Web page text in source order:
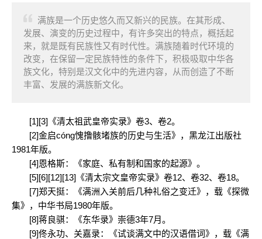
满族是一个历史悠久而又新兴的民族。在其形成、
发展、演变的历史过程中，有许多突出的特点，概括起
来，就是既有民族性又有时代性。满族随着时代环境的
改变，在保留一定民族特性的条件下，积极吸取中华各
族文化，特别是汉文化中的先进内容，从而创造了不断
丰富、发展的满族新文化。
[1][3]《清太祖武皇帝实录》卷3、卷2。
[2]金启cóng愧撸骸堵族的历史与生活》，黑龙江出版社
1981年版。
[4]恩格斯：《家庭、私有制和国家的起源》。
[5][6][12][13]《清太宗文皇帝实录》卷12、卷32、卷18。
[7]郑天挺：《满洲入关前后几种礼俗之变迁》，载《探微
集》，中华书局1980年版。
[8]蒋良骐：《东华录》崇德3年7月。
[9]佟永功、关嘉录：《试谈满文中的汉语借词》，载《满